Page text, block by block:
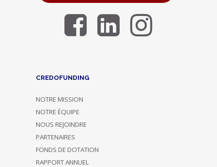
CREDOFUNDING
NOTRE MISSION
NOTRE ÉQUIPE
NOUS REJOINDRE
PARTENAIRES
FONDS DE DOTATION
RAPPORT ANNUEL